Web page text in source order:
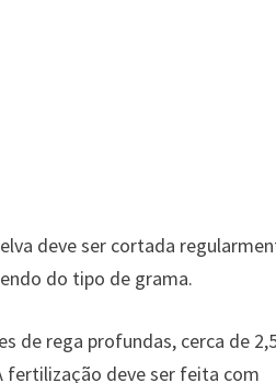
deve ser cortada
do tipo de grama.
de rega profundas, cerca de
fertilização deve ser feita com